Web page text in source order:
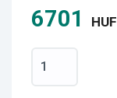
6701 HUF